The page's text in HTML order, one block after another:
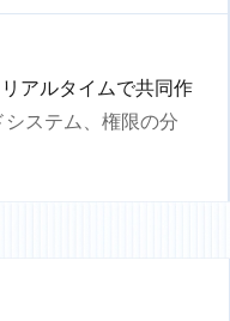
アルタイムで共同作
ステム、権限の分